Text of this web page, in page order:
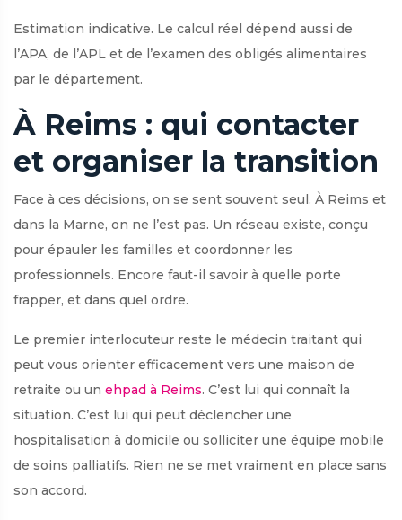
Estimation indicative. Le calcul réel dépend aussi de
l’APA, de l’APL et de l’examen des obligés alimentaires
par le département.
À Reims : qui contacter
et organiser la transition
Face à ces décisions, on se sent souvent seul. À Reims et
dans la Marne, on ne l’est pas. Un réseau existe, conçu
pour épauler les familles et coordonner les
professionnels. Encore faut-il savoir à quelle porte
frapper, et dans quel ordre.
Le premier interlocuteur reste le médecin traitant qui
peut vous orienter efficacement vers une maison de
retraite ou un ehpad à Reims. C’est lui qui connaît la
situation. C’est lui qui peut déclencher une
hospitalisation à domicile ou solliciter une équipe mobile
de soins palliatifs. Rien ne se met vraiment en place sans
son accord.